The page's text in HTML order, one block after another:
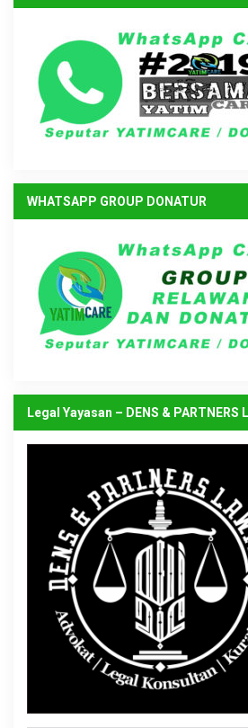
WHATSAPP GROUP DONATUR
Legal Yayasan – DENS & PARTNERS